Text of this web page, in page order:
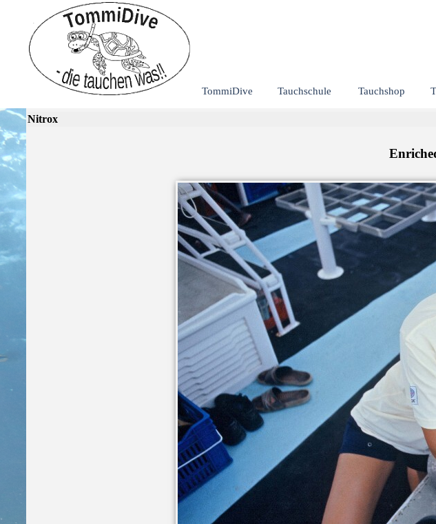
Direkt zum Seiteninhalt
TommiDive Tauchschule ▼
Tauchshop
Nitrox